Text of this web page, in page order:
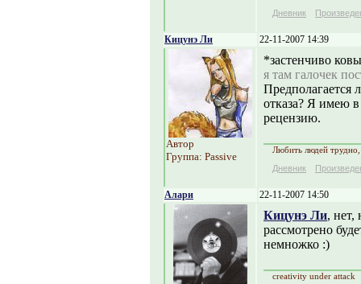
Дневник
Кицунэ Ли 22-11-2007 14:39
Автор
Группа: Passive
*застенчиво
я там галочек
Предполагается
отказа? Я имею
рецензию.
Любить людей
Дневник
Алари 22-11-2007 14:50
Кицунэ Ли, нет,
рассмотрено
немножко :)
creativity under attack